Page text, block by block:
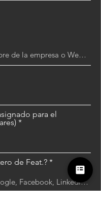
para el
de Feat.?